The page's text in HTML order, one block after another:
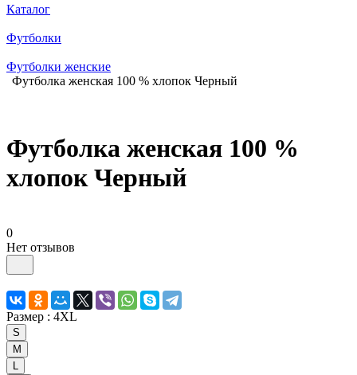
Каталог
Футболки
Футболки женские
Футболка женская 100 % хлопок Черный
Футболка женская 100 %
хлопок Черный
0
Нет отзывов
Размер : 4XL
S
M
L